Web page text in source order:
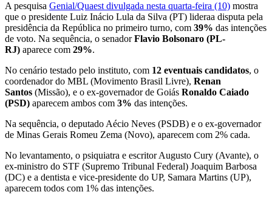
A pesquisa Genial/Quaest divulgada nesta quarta-feira (10) mostra
que o presidente Luiz Inácio Lula da Silva (PT) lideraa disputa pela
presidência da República no primeiro turno, com 39% das intenções
de voto. Na sequência, o senadorFlavio Bolsonaro (PL-
RJ) aparece com 29%.
No cenário testado pelo instituto, com 12 eventuais candidatos, o
coordenador do MBL (Movimento Brasil Livre), Renan
Santos (Missão), e o ex-governador de Goiás Ronaldo Caiado
(PSD) aparecem ambos com 3% das intenções.
Na sequência, o deputado Aécio Neves (PSDB) e o ex-governador
de Minas Gerais Romeu Zema (Novo), aparecem com 2% cada.
No levantamento, o psiquiatra e escritor Augusto Cury (Avante), o
ex-ministro do STF (Supremo Tribunal Federal) Joaquim Barbosa
(DC) e a dentista e vice-presidente do UP, Samara Martins (UP),
aparecem todos com 1% das intenções.